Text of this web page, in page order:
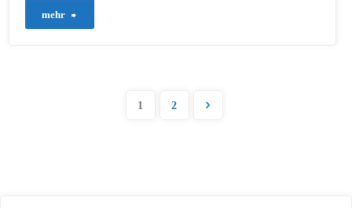
mehr
1 2